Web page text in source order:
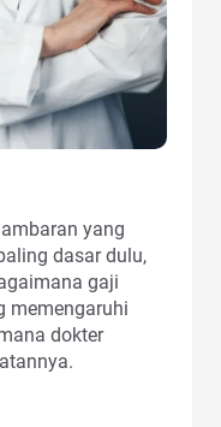
yang
dasar dulu,
gaji
memengaruhi
dokter